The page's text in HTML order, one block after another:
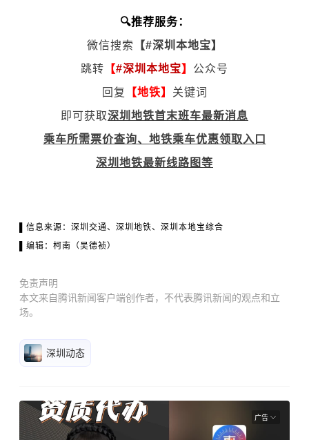
🔍推荐服务：
微信搜索 【#深圳本地宝】
跳转 【#深圳本地宝】 公众号
回复 【地铁】 关键词
即可获取深圳地铁首末班车最新消息
乘车所需票价查询、地铁乘车优惠领取入口
深圳地铁最新线路图等
▌信息来源：深圳交通、深圳地铁、深圳本地宝综合
▌编辑：柯南（吴德祯）
免责声明
本文来自腾讯新闻客户端创作者，不代表腾讯新闻的观点和立
场。
深圳动态
广告